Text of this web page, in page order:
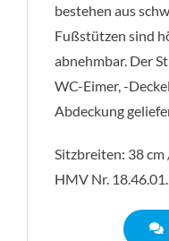
bestehen aus
Fußstützen sind
abnehmbar. Der
WC-Eimer, -
Abdeckung
Sitzbreiten: 38 cm
HMV Nr.